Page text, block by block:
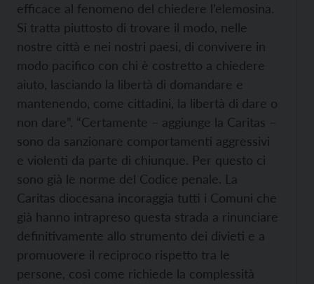
efficace al fenomeno del chiedere l’elemosina.
Si tratta piuttosto di trovare il modo, nelle
nostre città e nei nostri paesi, di convivere in
modo pacifico con chi è costretto a chiedere
aiuto, lasciando la libertà di domandare e
mantenendo, come cittadini, la libertà di dare o
non dare”. “Certamente – aggiunge la Caritas –
sono da sanzionare comportamenti aggressivi
e violenti da parte di chiunque. Per questo ci
sono già le norme del Codice penale. La
Caritas diocesana incoraggia tutti i Comuni che
già hanno intrapreso questa strada a rinunciare
definitivamente allo strumento dei divieti e a
promuovere il reciproco rispetto tra le
persone, così come richiede la complessità